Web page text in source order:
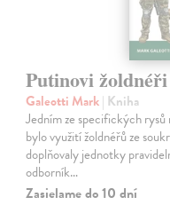
Putinovi
Galeotti Mark| Kniha
Jedním ze specifických
bylo využití žoldnéřů ze
doplňovaly jednotky
odborník…
Zasielame do 10 dní